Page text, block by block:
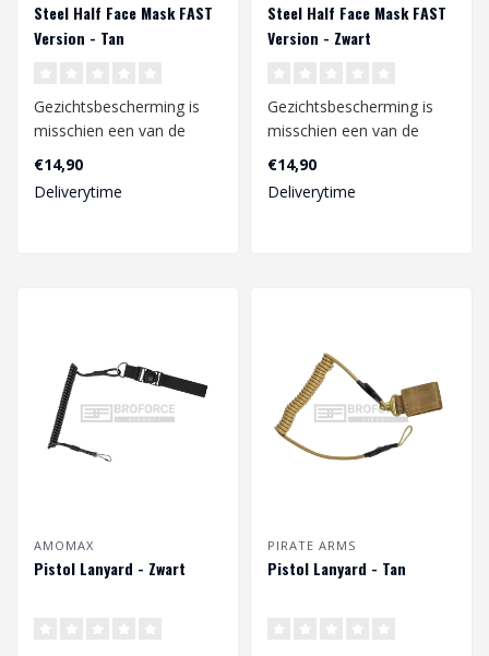
Steel Half Face Mask FAST
Version - Tan
Gezichtsbescherming is
misschien een van de
belangrijkste dingen om
veilig te ku..
€14,90
Deliverytime
Steel Half Face Mask FAST
Version - Zwart
Gezichtsbescherming is
misschien een van de
belangrijkste dingen om
veilig te ku..
€14,90
Deliverytime
AMOMAX
Pistol Lanyard - Zwart
PIRATE ARMS
Pistol Lanyard - Tan